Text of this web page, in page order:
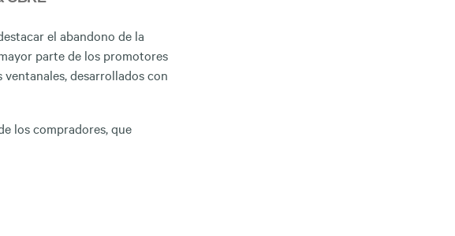
el abandono de la
parte de los promotores
desarrollados con
los compradores, que